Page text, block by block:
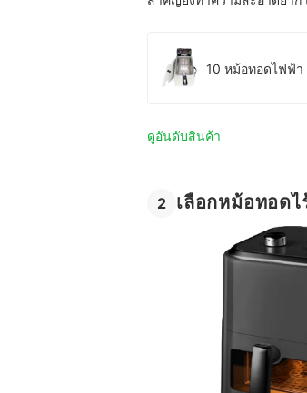
10 หม้อทอดไฟฟ้
ดูอันดับสินค้า
2 เลือกหม้อทอด